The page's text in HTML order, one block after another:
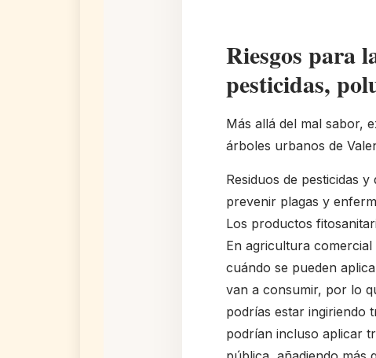
Riesgos para
pesticidas,
Más allá del mal sabor,
árboles urbanos de
Residuos de pesticidas
prevenir plagas y
Los productos
En agricultura
cuándo se pueden
van a consumir, por lo
podrías estar ingiriendo
podrían incluso aplicar